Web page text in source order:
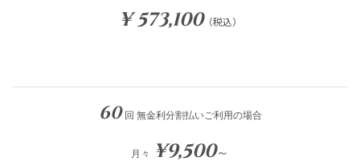
¥ 573,100（税込）
60 回 無金利分割払いご利用の場合
月々 ¥9,500～